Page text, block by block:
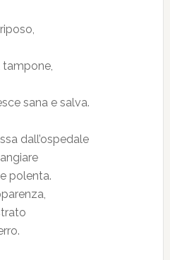
tampone,
sana e salva.
dall’ospedale
polenta.